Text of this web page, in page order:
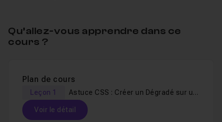
Qu’allez-vous apprendre dans ce
cours ?
Plan de cours
Leçon 1 Astuce CSS : Créer un Dégradé sur un texte éditable
Voir le détail